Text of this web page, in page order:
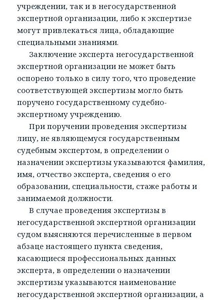
учреждении, так и в негосударственной
экспертной организации, либо к экспертизе
могут привлекаться лица, обладающие
специальными знаниями.
Заключение эксперта негосударственной
экспертной организации не может быть
оспорено только в силу того, что проведение
соответствующей экспертизы могло быть
поручено государственному судебно-
экспертному учреждению.
При поручении проведения экспертизы
лицу, не являющемуся государственным
судебным экспертом, в определении о
назначении экспертизы указываются фамилия,
имя, отчество эксперта, сведения о его
образовании, специальности, стаже работы и
занимаемой должности.
В случае проведения экспертизы в
негосударственной экспертной организации
судом выясняются перечисленные в первом
абзаце настоящего пункта сведения,
касающиеся профессиональных данных
эксперта, в определении о назначении
экспертизы указываются наименование
негосударственной экспертной организации, а